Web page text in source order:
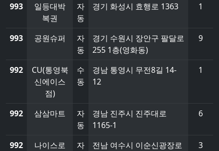
993
일등대박
복권
자
동
경기 화성시 효행로 1363 1
993 공원슈퍼
자
동
경기 수원시 장안구 팔달로
255 1층(영화동)
9
992
CU(통영북
신에이스
점)
수
동
경남 통영시 무전8길 14-
12
1
992 삼삼마트
자
동
경남 진주시 진주대로
1165-1
6
992
나이스로
자
전남 여수시 이순신광장로
3